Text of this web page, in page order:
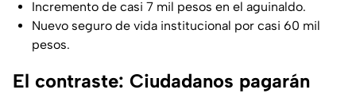
Incremento de casi 7 mil pesos en el aguinaldo.
Nuevo seguro de vida institucional por casi 60 mil
pesos.
El contraste: Ciudadanos pagarán